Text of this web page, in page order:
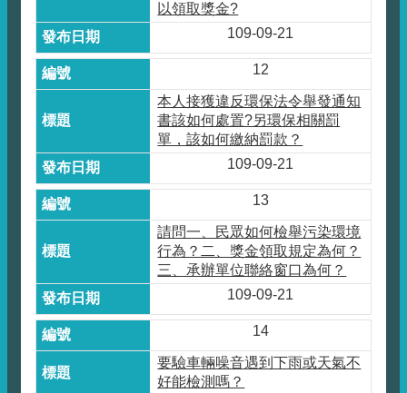
以領取獎金?
109-09-21
12
本人接獲違反環保法令舉發通知
書該如何處置?另環保相關罰
單，該如何繳納罰款？
109-09-21
13
請問一、民眾如何檢舉污染環境
行為？二、獎金領取規定為何？
三、承辦單位聯絡窗口為何？
109-09-21
14
要驗車輛噪音遇到下雨或天氣不
好能檢測嗎？